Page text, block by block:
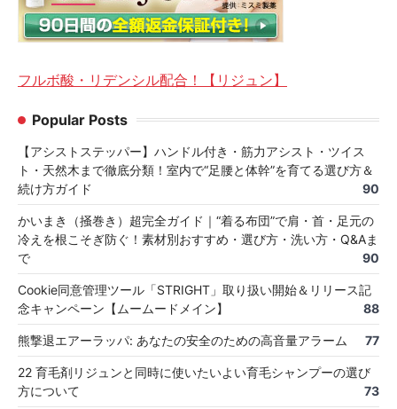
フルボ酸・リデンシル配合！【リジュン】
Popular Posts
【アシストステッパー】ハンドル付き・筋力アシスト・ツイス
ト・天然木まで徹底分類！室内で“足腰と体幹”を育てる選び方＆
続け方ガイド
90
かいまき（掻巻き）超完全ガイド｜“着る布団”で肩・首・足元の
冷えを根こそぎ防ぐ！素材別おすすめ・選び方・洗い方・Q&Aま
で
90
Cookie同意管理ツール「STRIGHT」取り扱い開始＆リリース記
念キャンペーン【ムームードメイン】
88
熊撃退エアーラッパ: あなたの安全のための高音量アラーム 77
22 育毛剤リジュンと同時に使いたいよい育毛シャンプーの選び
方について
73